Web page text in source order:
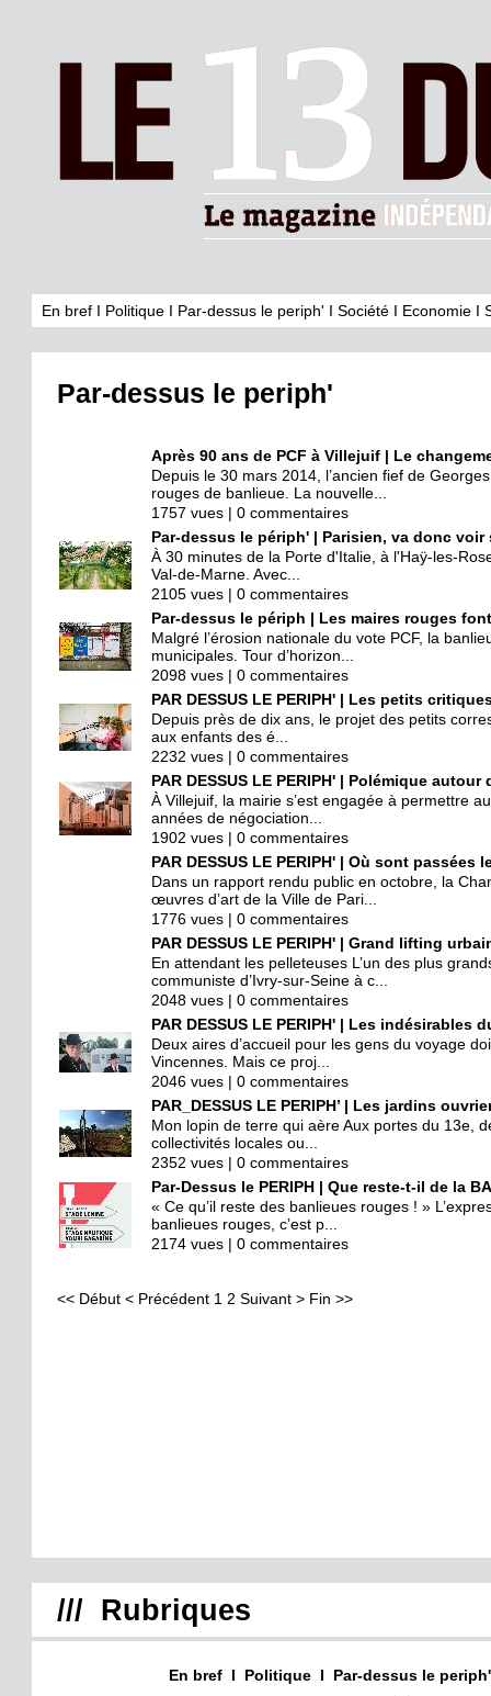
En bref I Politique I Par-dessus le periph' I Société I Economie I
Par-dessus le periph'
Après 90 ans de PCF à Villejuif | Le
Depuis le 30 mars 2014, l’ancien fief de
rouges de banlieue. La nouvelle...
1757 vues | 0 commentaires
Par-dessus le périph' | Parisien, va donc
À 30 minutes de la Porte d'Italie, à l'Haÿ-les-
Val-de-Marne. Avec...
2105 vues | 0 commentaires
Par-dessus le périph | Les maires rouges
Malgré l’érosion nationale du vote PCF, la
municipales. Tour d’horizon...
2098 vues | 0 commentaires
PAR DESSUS LE PERIPH' | Les petits
Depuis près de dix ans, le projet des petits
aux enfants des é...
2232 vues | 0 commentaires
PAR DESSUS LE PERIPH' | Polémique
À Villejuif, la mairie s’est engagée à permettre
années de négociation...
1902 vues | 0 commentaires
PAR DESSUS LE PERIPH' | Où sont
Dans un rapport rendu public en octobre, la
œuvres d’art de la Ville de Pari...
1776 vues | 0 commentaires
PAR DESSUS LE PERIPH' | Grand lifting
En attendant les pelleteuses L’un des plus
communiste d’Ivry-sur-Seine à c...
2048 vues | 0 commentaires
PAR DESSUS LE PERIPH' | Les indésirables
Deux aires d’accueil pour les gens du voyage
Vincennes. Mais ce proj...
2046 vues | 0 commentaires
PAR_DESSUS LE PERIPH’ | Les jardins
Mon lopin de terre qui aère Aux portes du 13e,
collectivités locales ou...
2352 vues | 0 commentaires
Par-Dessus le PERIPH | Que reste-t-il de la
« Ce qu’il reste des banlieues rouges ! »
banlieues rouges, c’est p...
2174 vues | 0 commentaires
<< Début < Précédent 1 2 Suivant > Fin >>
/// Rubriques
En bref I Politique I
Par-dessus le periph'